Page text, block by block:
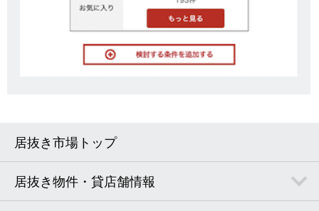
居抜き市場トップ
居抜き物件・貸店舗情報